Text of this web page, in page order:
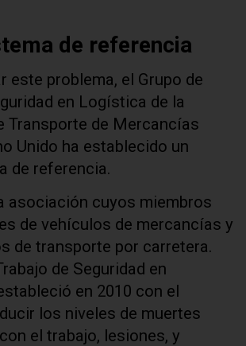
de referencia
este problema, el Grupo de
en Logística de la
Transporte de Mercancías
Unido ha establecido un
de referencia.
asociación cuyos miembros
de vehículos de mercancías y
de transporte por carretera.
de Seguridad en
en 2010 con el
los niveles de muertes
el trabajo, lesiones, y